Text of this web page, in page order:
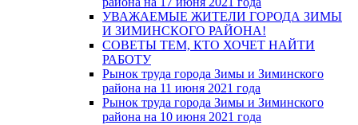
УВАЖАЕМЫЕ ЖИТЕЛИ ГОРОДА ЗИМЫ
И ЗИМИНСКОГО РАЙОНА!
СОВЕТЫ ТЕМ, КТО ХОЧЕТ НАЙТИ
РАБОТУ
Рынок труда города Зимы и Зиминского
района на 11 июня 2021 года
Рынок труда города Зимы и Зиминского
района на 10 июня 2021 года